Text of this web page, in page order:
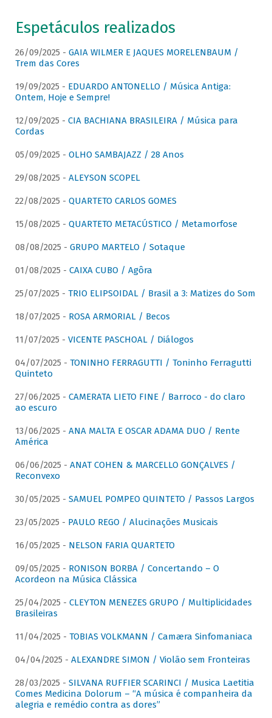
Espetáculos realizados
26/09/2025 - GAIA WILMER E JAQUES MORELENBAUM /
Trem das Cores
19/09/2025 - EDUARDO ANTONELLO / Música Antiga:
Ontem, Hoje e Sempre!
12/09/2025 - CIA BACHIANA BRASILEIRA / Música para
Cordas
05/09/2025 - OLHO SAMBAJAZZ / 28 Anos
29/08/2025 - ALEYSON SCOPEL
22/08/2025 - QUARTETO CARLOS GOMES
15/08/2025 - QUARTETO METACÚSTICO / Metamorfose
08/08/2025 - GRUPO MARTELO / Sotaque
01/08/2025 - CAIXA CUBO / Agôra
25/07/2025 - TRIO ELIPSOIDAL / Brasil a 3: Matizes do Som
18/07/2025 - ROSA ARMORIAL / Becos
11/07/2025 - VICENTE PASCHOAL / Diálogos
04/07/2025 - TONINHO FERRAGUTTI / Toninho Ferragutti
Quinteto
27/06/2025 - CAMERATA LIETO FINE / Barroco - do claro
ao escuro
13/06/2025 - ANA MALTA E OSCAR ADAMA DUO / Rente
América
06/06/2025 - ANAT COHEN & MARCELLO GONÇALVES /
Reconvexo
30/05/2025 - SAMUEL POMPEO QUINTETO / Passos Largos
23/05/2025 - PAULO REGO / Alucinações Musicais
16/05/2025 - NELSON FARIA QUARTETO
09/05/2025 - RONISON BORBA / Concertando – O
Acordeon na Música Clássica
25/04/2025 - CLEYTON MENEZES GRUPO / Multiplicidades
Brasileiras
11/04/2025 - TOBIAS VOLKMANN / Camæra Sinfomaniaca
04/04/2025 - ALEXANDRE SIMON / Violão sem Fronteiras
28/03/2025 - SILVANA RUFFIER SCARINCI / Musica Laetitia
Comes Medicina Dolorum – “A música é companheira da
alegria e remédio contra as dores”